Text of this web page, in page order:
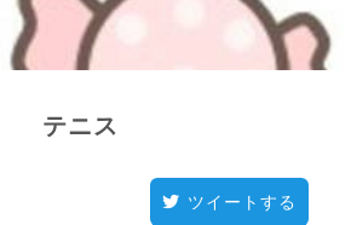
テニス
ツイートする